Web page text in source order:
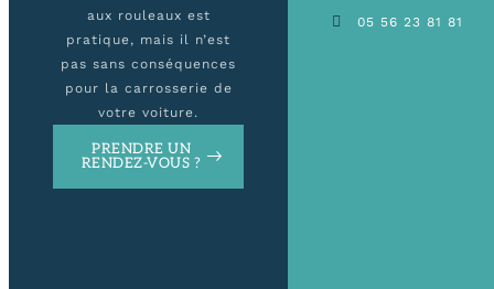
aux rouleaux est
pratique, mais il n’est
pas sans conséquences
pour la carrosserie de
votre voiture.
PRENDRE UN
RENDEZ-VOUS ?
05 56 23 81 81